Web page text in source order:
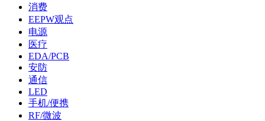
消费
EEPW观点
电源
医疗
EDA/PCB
安防
通信
LED
手机/便携
RF/微波